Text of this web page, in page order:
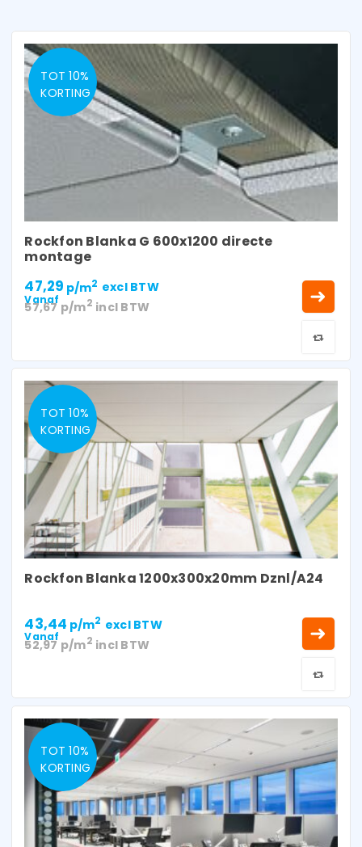
TOT 10%
KORTING
Rockfon Blanka G 600x1200 directe
montage
Vanaf
47,29 p/m2 excl BTW
57,67 p/m2 incl BTW
TOT 10%
KORTING
Rockfon Blanka 1200x300x20mm Dznl/A24
Vanaf
43,44 p/m2 excl BTW
52,97 p/m2 incl BTW
TOT 10%
KORTING